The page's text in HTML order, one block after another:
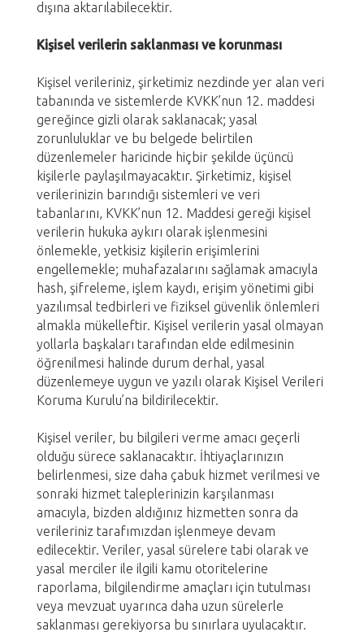
dışına aktarılabilecektir.
Kişisel verilerin saklanması ve korunması
Kişisel verileriniz, şirketimiz nezdinde yer alan veri
tabanında ve sistemlerde KVKK’nun 12. maddesi
gereğince gizli olarak saklanacak; yasal
zorunluluklar ve bu belgede belirtilen
düzenlemeler haricinde hiçbir şekilde üçüncü
kişilerle paylaşılmayacaktır. Şirketimiz, kişisel
verilerinizin barındığı sistemleri ve veri
tabanlarını, KVKK’nun 12. Maddesi gereği kişisel
verilerin hukuka aykırı olarak işlenmesini
önlemekle, yetkisiz kişilerin erişimlerini
engellemekle; muhafazalarını sağlamak amacıyla
hash, şifreleme, işlem kaydı, erişim yönetimi gibi
yazılımsal tedbirleri ve fiziksel güvenlik önlemleri
almakla mükelleftir. Kişisel verilerin yasal olmayan
yollarla başkaları tarafından elde edilmesinin
öğrenilmesi halinde durum derhal, yasal
düzenlemeye uygun ve yazılı olarak Kişisel Verileri
Koruma Kurulu’na bildirilecektir.
Kişisel veriler, bu bilgileri verme amacı geçerli
olduğu sürece saklanacaktır. İhtiyaçlarınızın
belirlenmesi, size daha çabuk hizmet verilmesi ve
sonraki hizmet taleplerinizin karşılanması
amacıyla, bizden aldığınız hizmetten sonra da
verileriniz tarafımızdan işlenmeye devam
edilecektir. Veriler, yasal sürelere tabi olarak ve
yasal merciler ile ilgili kamu otoritelerine
raporlama, bilgilendirme amaçları için tutulması
veya mevzuat uyarınca daha uzun sürelerle
saklanması gerekiyorsa bu sınırlara uyulacaktır.